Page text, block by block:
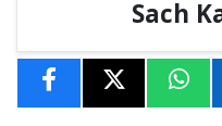
Sach